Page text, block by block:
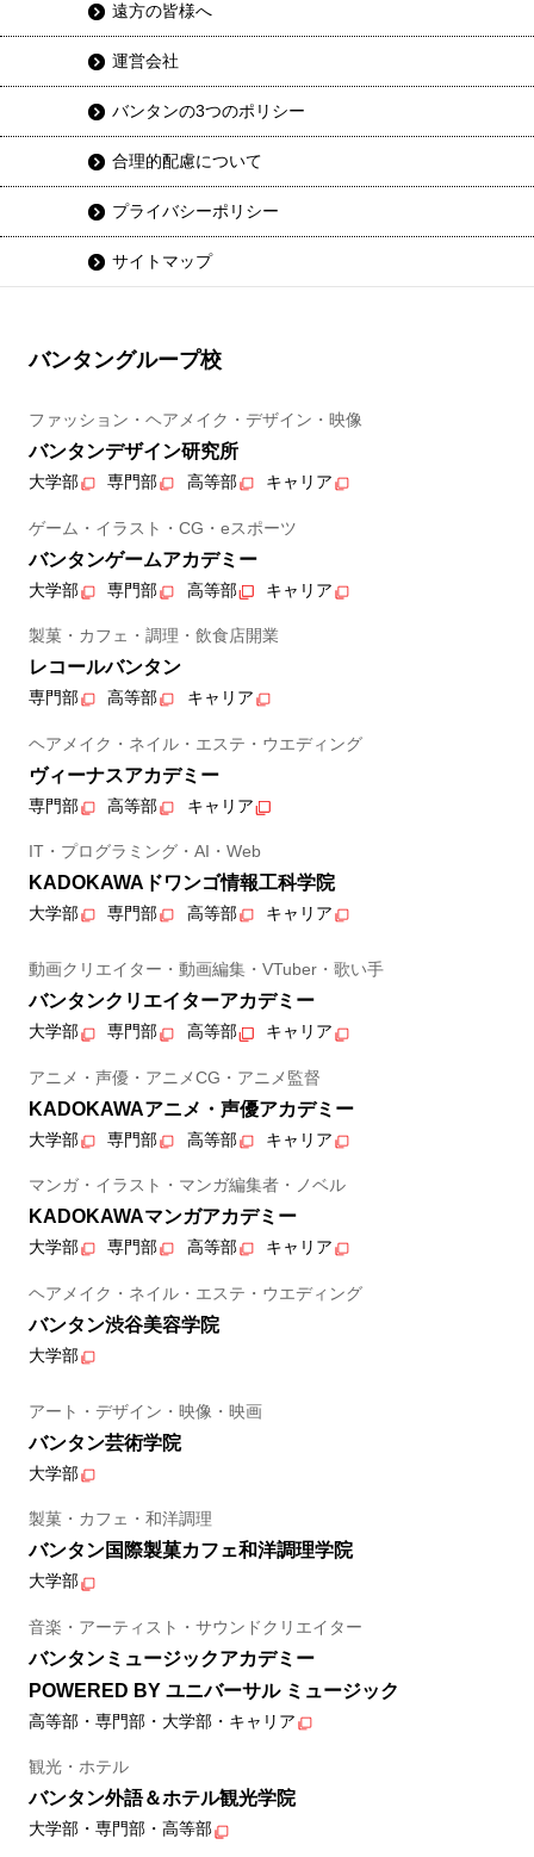
遠方の皆様へ
運営会社
バンタンの3つのポリシー
合理的配慮について
プライバシーポリシー
サイトマップ
バンタングループ校
ファッション・ヘアメイク・デザイン・映像
バンタンデザイン研究所
大学部 専門部 高等部 キャリア
ゲーム・イラスト・CG・eスポーツ
バンタンゲームアカデミー
大学部 専門部 高等部 キャリア
製菓・カフェ・調理・飲食店開業
レコールバンタン
専門部 高等部 キャリア
ヘアメイク・ネイル・エステ・ウエディング
ヴィーナスアカデミー
専門部 高等部 キャリア
IT・プログラミング・AI・Web
KADOKAWAドワンゴ情報工科学院
大学部 専門部 高等部 キャリア
動画クリエイター・動画編集・VTuber・歌い手
バンタンクリエイターアカデミー
大学部 専門部 高等部 キャリア
アニメ・声優・アニメCG・アニメ監督
KADOKAWAアニメ・声優アカデミー
大学部 専門部 高等部 キャリア
マンガ・イラスト・マンガ編集者・ノベル
KADOKAWAマンガアカデミー
大学部 専門部 高等部 キャリア
ヘアメイク・ネイル・エステ・ウエディング
バンタン渋谷美容学院
大学部
アート・デザイン・映像・映画
バンタン芸術学院
大学部
製菓・カフェ・和洋調理
バンタン国際製菓カフェ和洋調理学院
大学部
音楽・アーティスト・サウンドクリエイター
バンタンミュージックアカデミー
POWERED BY ユニバーサル ミュージック
高等部・専門部・大学部・キャリア
観光・ホテル
バンタン外語＆ホテル観光学院
大学部・専門部・高等部